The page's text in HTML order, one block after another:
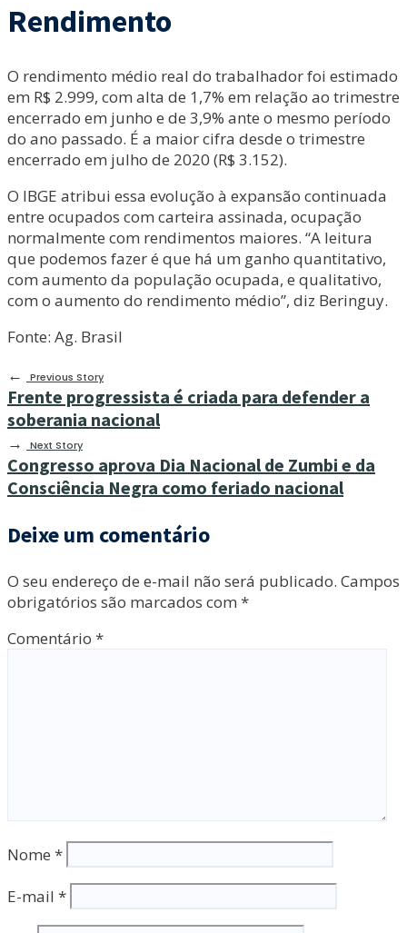
Rendimento
O rendimento médio real do trabalhador foi estimado
em R$ 2.999, com alta de 1,7% em relação ao trimestre
encerrado em junho e de 3,9% ante o mesmo período
do ano passado. É a maior cifra desde o trimestre
encerrado em julho de 2020 (R$ 3.152).
O IBGE atribui essa evolução à expansão continuada
entre ocupados com carteira assinada, ocupação
normalmente com rendimentos maiores. “A leitura
que podemos fazer é que há um ganho quantitativo,
com aumento da população ocupada, e qualitativo,
com o aumento do rendimento médio”, diz Beringuy.
Fonte: Ag. Brasil
←
Previous Story
Frente progressista é criada para defender a
soberania nacional
→ Next Story
Congresso aprova Dia Nacional de Zumbi e da
Consciência Negra como feriado nacional
Deixe um comentário
O seu endereço de e-mail não será publicado. Campos
obrigatórios são marcados com *
Comentário *
Nome *
E-mail *